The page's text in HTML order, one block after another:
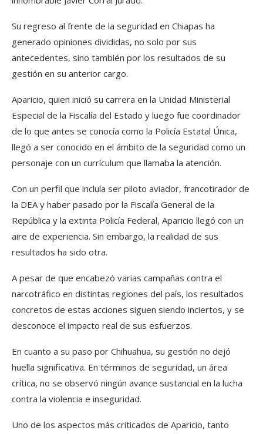
Su regreso al frente de la seguridad en Chiapas ha
generado opiniones divididas, no solo por sus
antecedentes, sino también por los resultados de su
gestión en su anterior cargo.
Aparicio, quien inició su carrera en la Unidad Ministerial
Especial de la Fiscalía del Estado y luego fue coordinador
de lo que antes se conocía como la Policía Estatal Única,
llegó a ser conocido en el ámbito de la seguridad como un
personaje con un currículum que llamaba la atención.
Con un perfil que incluía ser piloto aviador, francotirador de
la DEA y haber pasado por la Fiscalía General de la
República y la extinta Policía Federal, Aparicio llegó con un
aire de experiencia. Sin embargo, la realidad de sus
resultados ha sido otra.
A pesar de que encabezó varias campañas contra el
narcotráfico en distintas regiones del país, los resultados
concretos de estas acciones siguen siendo inciertos, y se
desconoce el impacto real de sus esfuerzos.
En cuanto a su paso por Chihuahua, su gestión no dejó
huella significativa. En términos de seguridad, un área
crítica, no se observó ningún avance sustancial en la lucha
contra la violencia e inseguridad.
Uno de los aspectos más criticados de Aparicio, tanto